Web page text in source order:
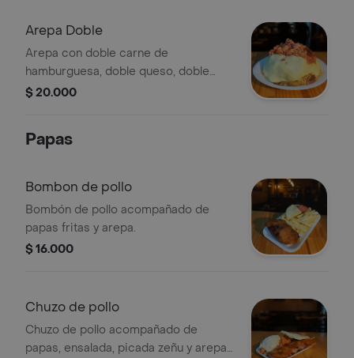
Arepa Doble
Arepa con doble carne de
hamburguesa, doble queso, doble
tocineta, ensalada de repollo,
$ 20.000
Papas
Bombon de pollo
Bombón de pollo acompañado de
papas fritas y arepa.
$ 16.000
Chuzo de pollo
Chuzo de pollo acompañado de
papas, ensalada, picada zeñu y arepa